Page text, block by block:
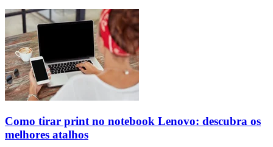
Como tirar print no notebook Lenovo: descubra os
melhores atalhos